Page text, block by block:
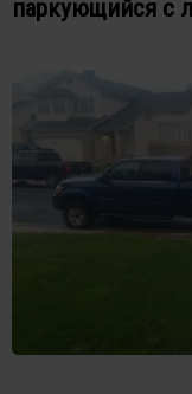
паркующийся с